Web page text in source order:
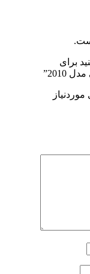
برای